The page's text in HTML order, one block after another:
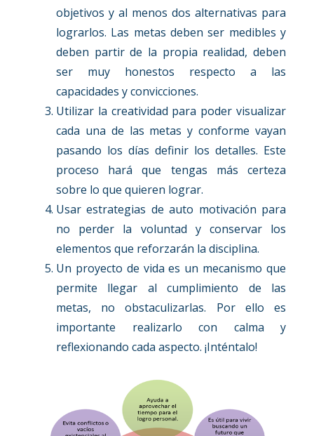
objetivos y al menos dos alternativas para
lograrlos. Las metas deben ser medibles y
deben partir de la propia realidad, deben
ser muy honestos respecto a las
capacidades y convicciones.
Utilizar la creatividad para poder visualizar
cada una de las metas y conforme vayan
pasando los días definir los detalles. Este
proceso hará que tengas más certeza
sobre lo que quieren lograr.
Usar estrategias de auto motivación para
no perder la voluntad y conservar los
elementos que reforzarán la disciplina.
Un proyecto de vida es un mecanismo que
permite llegar al cumplimiento de las
metas, no obstaculizarlas. Por ello es
importante realizarlo con calma y
reflexionando cada aspecto. ¡Inténtalo!